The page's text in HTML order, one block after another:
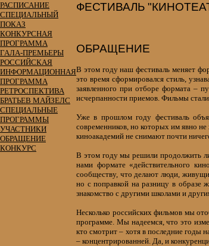
РАСПИСАНИЕ
СПЕЦИАЛЬНЫЙ
ПОКАЗ
КОНКУРСНАЯ
ПРОГРАММА
ГАЛА-ПРЕМЬЕРЫ
РОССИЙСКАЯ
ИНФОРМАЦИОННАЯ
ПРОГРАММА
РЕТРОСПЕКТИВА
БРАТЬЕВ МАЙЗЕЛС
СПЕЦИАЛЬНЫЕ
ПРОГРАММЫ
УЧАСТНИКИ
ОБРАЩЕНИЕ
КОНКУРС
ФЕСТИВАЛЬ
ОБРАЩЕНИЕ
В этом году наш фестиваль меняет
это время сформировался стиль,
заявленного при отборе формата –
исчерпанности приемов. Фильмы
Уже в прошлом году фестиваль
современников, но которых им явно
киноакадемий не снимают почти
В этом году мы решили продолжить
нами формате «действительного
сообществу, что делают люди,
но с поправкой на разницу в образе
знакомство с другими школами и
Несколько российских фильмов мы
программе. Мы надеемся, что это
кто смотрит – хотя в последние годы
– концентрированней. Да, и